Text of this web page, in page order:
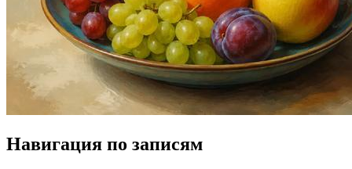
Навигация по записям